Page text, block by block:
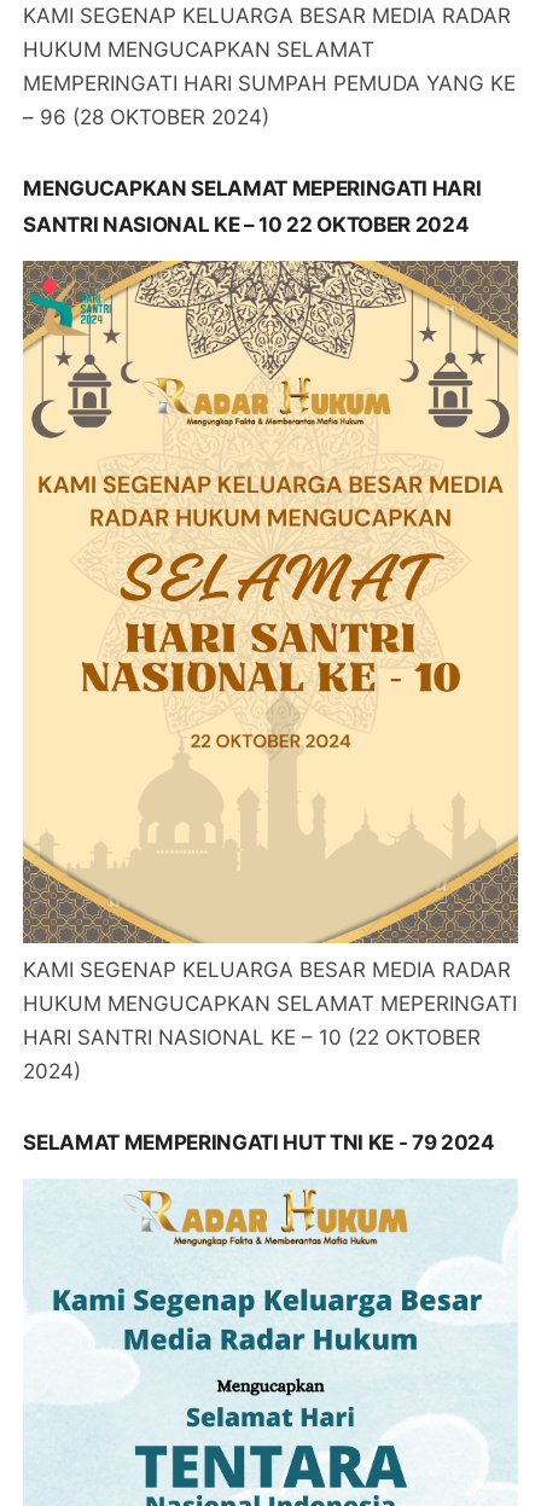
KAMI SEGENAP KELUARGA BESAR MEDIA RADAR
HUKUM MENGUCAPKAN SELAMAT
MEMPERINGATI HARI SUMPAH PEMUDA YANG KE
– 96 (28 OKTOBER 2024)
MENGUCAPKAN SELAMAT MEPERINGATI HARI
SANTRI NASIONAL KE – 10 22 OKTOBER 2024
KAMI SEGENAP KELUARGA BESAR MEDIA RADAR
HUKUM MENGUCAPKAN SELAMAT MEPERINGATI
HARI SANTRI NASIONAL KE – 10 (22 OKTOBER
2024)
SELAMAT MEMPERINGATI HUT TNI KE - 79 2024